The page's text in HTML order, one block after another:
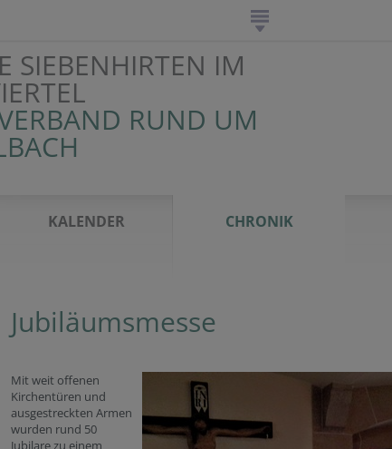
SIEBENHIRTEN IM
RUND UM
KALENDER CHRONIK
Jubiläumsmesse
Mit weit offenen
Kirchentüren und
ausgestreckten Armen
wurden rund 50
Jubilare zu einem